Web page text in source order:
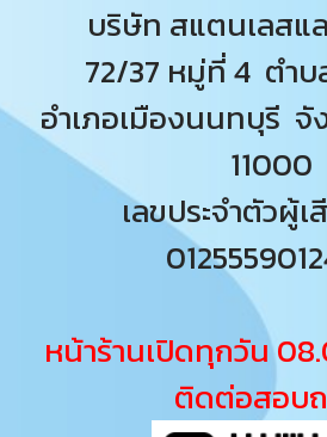
บริษัท สแตนเลสแ
72/37 หมู่ที่ 4 ตำบ
อำเภอเมืองนนทบุรี
11000
เลขประจำตัวผู้เ
หน้าร้านเปิดทุกวัน
ติดต่อสอบ